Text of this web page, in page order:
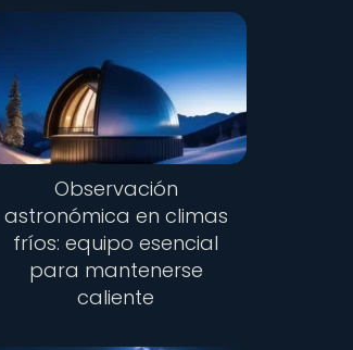
Observación
astronómica en climas
fríos: equipo esencial
para mantenerse
caliente